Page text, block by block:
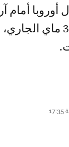
أوروبا أمام
الإنجليزي، يوم 30